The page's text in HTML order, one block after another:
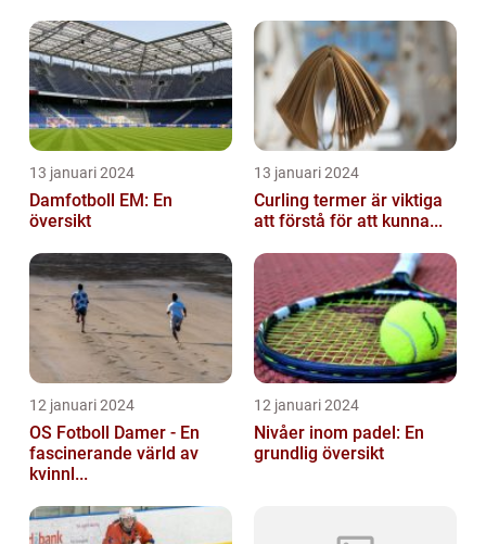
13 januari 2024
Damfotboll EM: En
översikt
13 januari 2024
Curling termer är viktiga
att förstå för att kunna...
12 januari 2024
OS Fotboll Damer - En
fascinerande värld av
kvinnl...
12 januari 2024
Nivåer inom padel: En
grundlig översikt